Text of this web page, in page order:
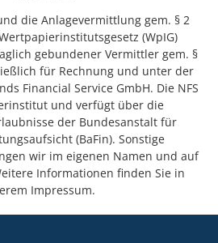
die Anlagevermittlung gem. § 2
(WpIG)
gebundener Vermittler gem. §
für Rechnung und unter der
Financial Service GmbH. Die NFS
und verfügt über die
der Bundesanstalt für
(BaFin). Sonstige
wir im eigenen Namen und auf
Informationen finden Sie in
Impressum.